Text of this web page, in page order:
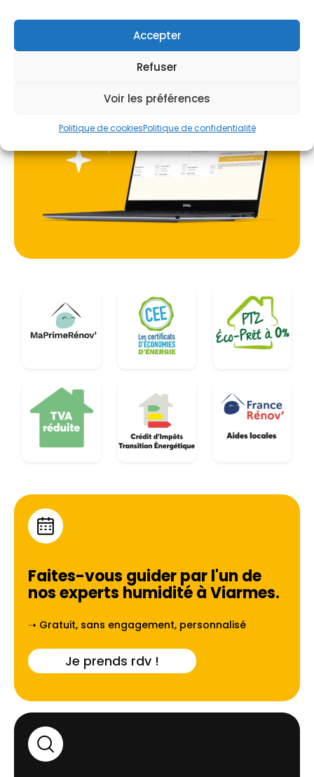
Accepter
Refuser
Voir les préférences
Politique de cookiesPolitique de confidentialité
factures d'énergie.
L'enjeu est double : améliorer la performance
l'approvisionnement en eau chaude. Que ce soit
gros volume d'eau ou un pavillon standard, le CET
accompagne les résidents du 95 dans cette
transition, en proposant des installations sur
mesure adaptées aux spécificités architecturales
locales et aux besoins de chaque foyer.
Contactez-nous maintenant
pour maximiser vos aides !
Je prends rdv !
Faites-vous guider par l'un de
nos experts humidité àViarmes.
➝ Gratuit, sans engagement, personnalisé
Je prends rdv !